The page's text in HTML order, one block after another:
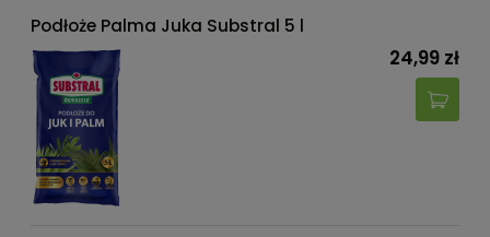
Podłoże Palma Juka Substral 5 l
24,99 zł